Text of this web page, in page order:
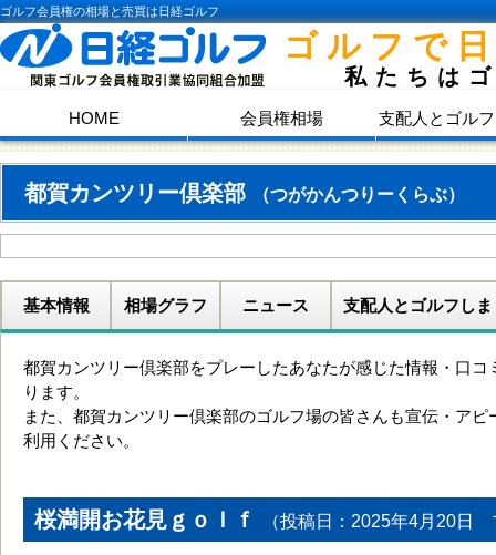
ゴルフ会員権の相場と売買は日経ゴルフ
ゴルフで
私たちは
HOME 会員権相場 支配人とゴル
都賀カンツリー倶楽部 （つがかんつりーくらぶ）
基本情報 相場グラフ ニュース 支配人とゴルフしま
都賀カンツリー倶楽部をプレーしたあなたが感じた情報・口コ
ります。
また、都賀カンツリー倶楽部のゴルフ場の皆さんも宣伝・アピ
利用ください。
桜満開お花見ｇｏｌｆ （投稿日：2025年4月20日